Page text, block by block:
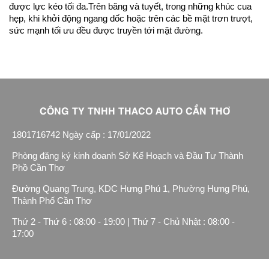
được lực kéo tối đa.Trên băng và tuyết, trong những khúc cua
hẹp, khi khởi động ngang dốc hoặc trên các bề mặt trơn trượt,
sức mạnh tối ưu đều được truyền tới mặt đường.
CÔNG TY TNHH THACO AUTO CẦN THƠ
1801716742 Ngày cấp : 17/01/2022
Phòng đăng ký kinh doanh Sở Kế Hoạch và Đầu Tư Thành
Phồ Cần Thơ
Đường Quang Trung, KDC Hưng Phú 1, Phường Hưng Phú,
Thành Phố Cần Thơ
Thứ 2 - Thứ 6 : 08:00 - 19:00 | Thứ 7 - Chủ Nhật : 08:00 -
17:00